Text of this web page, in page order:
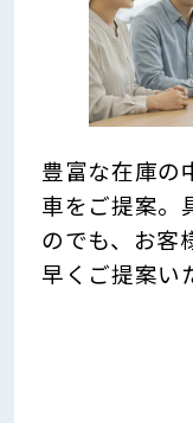
豊富な在庫の
車をご提案。
のでも、お客
早くご提案い